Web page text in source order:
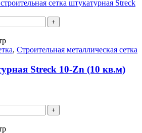
+
, Строительная металлическая сетка
Streck 10-Zn (10 кв.м)
+